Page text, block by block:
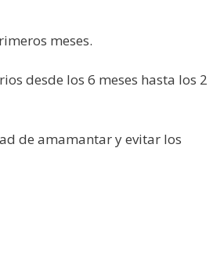
meses.
desde los 6 meses hasta los 2
de amamantar y evitar los